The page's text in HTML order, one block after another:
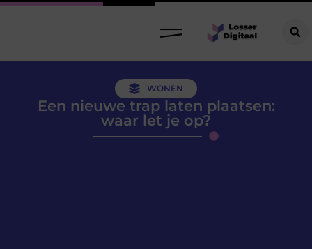
WONEN
Een nieuwe trap laten plaatsen:
waar let je op?